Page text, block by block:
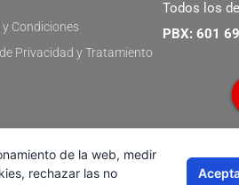
Condiciones
Privacidad y Tratamiento
o
o
b
e
Todos los
PBX: 601
de la web, medir
rechazar las no